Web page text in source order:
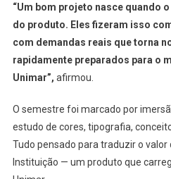
“Um bom projeto nasce quando
do produto. Eles fizeram isso
com demandas reais que torna
rapidamente preparados para o
Unimar”, afirmou.
O semestre foi marcado por
estudo de cores, tipografia,
Tudo pensado para traduzir o
Instituição — um produto que